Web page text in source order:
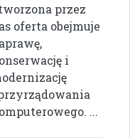
przez
oferta obejmuje
i
...